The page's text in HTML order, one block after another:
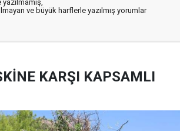
ve büyük harflerle yazılmış yorumlar
KARŞI KAPSAMLI